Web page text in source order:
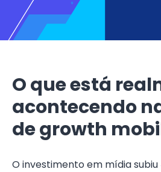
O que está
acontecendo
de growth
O investimento em mídia subiu